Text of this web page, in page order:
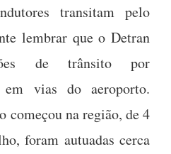
transitam pelo
lembrar que o Detran
de trânsito por
em vias do aeroporto.
começou na região, de 4
foram autuadas cerca